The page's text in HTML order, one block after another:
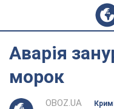
Аварія
морок
OBOZ.UA